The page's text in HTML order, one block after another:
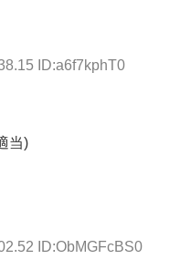
ID:a6f7kphT0
当)
ID:ObMGFcBS0